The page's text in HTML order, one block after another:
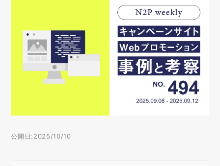
公開日:2025/10/10